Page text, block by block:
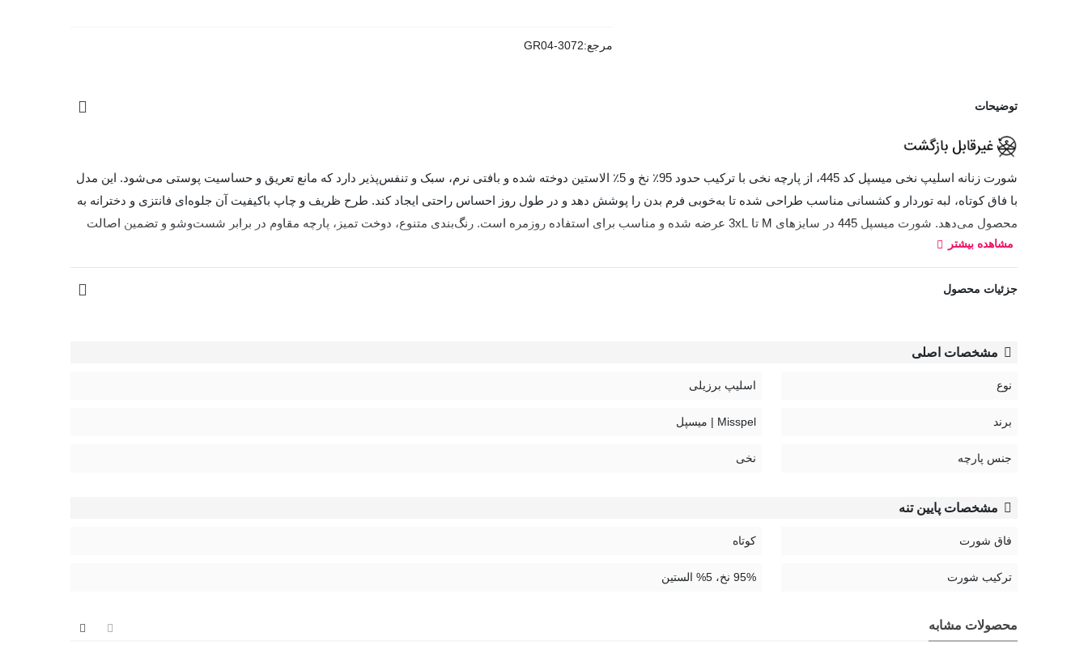
مرجع:GR04-3072
توضیحات
شورت زنانه اسلیپ نخی میسپل کد 445، از پارچه نخی با ترکیب حدود 95٪ نخ و 5٪ الاستین دوخته شده و بافتی نرم، سبک و تنفس‌پذیر دارد که مانع تعریق و حساسیت پوستی می‌شود. این مدل
با فاق کوتاه، لبه توردار و کشسانی مناسب طراحی شده تا به‌خوبی فرم بدن را پوشش دهد و در طول روز احساس راحتی ایجاد کند. طرح ظریف و چاپ باکیفیت آن جلوه‌ای فانتزی و دخترانه به
محصول می‌دهد. شورت میسپل 445 در سایزهای M تا 3xL عرضه شده و مناسب برای استفاده روزمره است. رنگ‌بندی متنوع، دوخت تمیز، پارچه مقاوم در برابر شست‌وشو و تضمین اصالت
کالا از ویژگی‌های این مدل به شمار می‌آید.
مشاهده بیشتر
جزئیات محصول
مشخصات اصلی
نوع اسلیپ برزیلی
برند Misspel | میسپل
جنس پارچه نخی
مشخصات پایین تنه
فاق شورت کوتاه
ترکیب شورت 95% نخ، 5% الستین
محصولات مشابه